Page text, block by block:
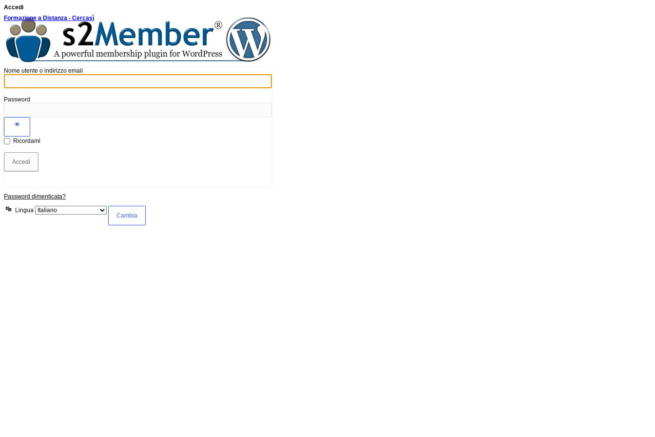
Accedi
Formazione a Distanza - Cercasì
Nome utente o indirizzo email
Password
Ricordami
Password dimenticata?
Lingua